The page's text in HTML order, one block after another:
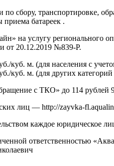
по сбору, транспортировке,
батареек .
на услугу регионального
от 20.12.2019 №839-Р.
куб. м. (для населения с
куб. м. (для других
с ТКО» до 114 рублей
лиц — http://zayvka-
каждое юридическое
ответственностью